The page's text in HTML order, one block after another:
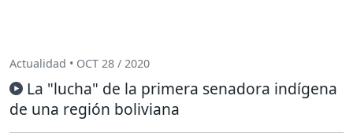
Actualidad • OCT 28 / 2020
La "lucha" de la primera senadora indígena
de una región boliviana